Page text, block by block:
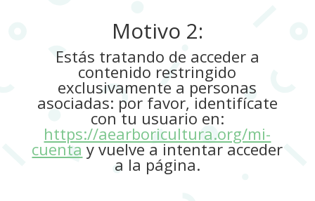
Motivo 2:
Estás tratando de acceder a
contenido restringido
exclusivamente a personas
asociadas: por favor, identifícate
con tu usuario en:
https://aearboricultura.org/mi-
cuentay vuelve a intentar acceder
a la página.